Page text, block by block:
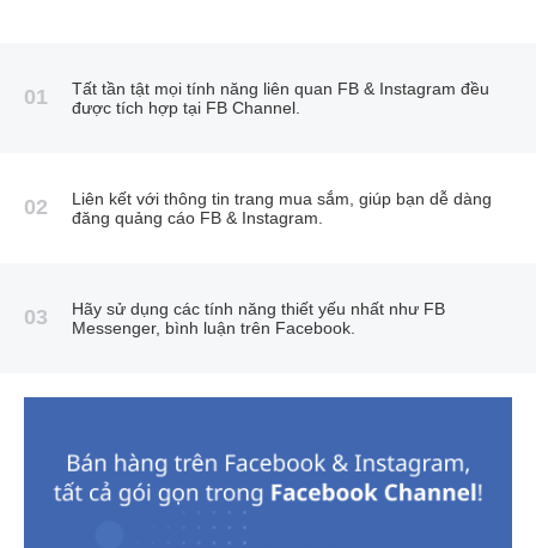
01
Tất tần tật mọi tính năng liên quan FB & Instagram đều
được tích hợp tại FB Channel.
02
Liên kết với thông tin trang mua sắm, giúp bạn dễ dàng
đăng quảng cáo FB & Instagram.
03
Hãy sử dụng các tính năng thiết yếu nhất như FB
Messenger, bình luận trên Facebook.